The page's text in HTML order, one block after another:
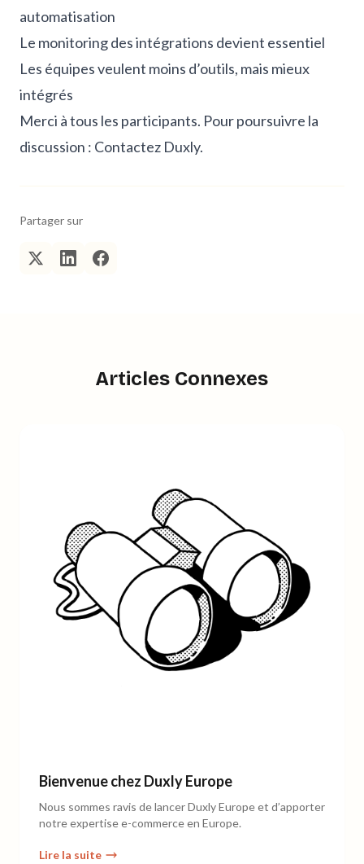
automatisation
Le monitoring des intégrations devient essentiel
Les équipes veulent moins d’outils, mais mieux
intégrés
Merci à tous les participants. Pour poursuivre la
discussion : Contactez Duxly.
Partager sur
Articles Connexes
Bienvenue chez Duxly Europe
Nous sommes ravis de lancer Duxly Europe et d’apporter
notre expertise e-commerce en Europe.
Lire la suite